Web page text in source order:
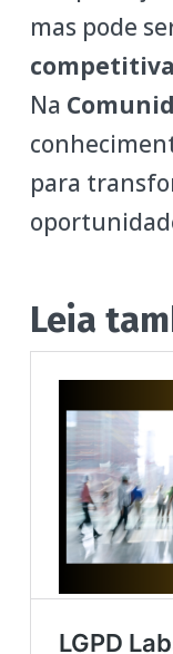
mas pode
competitiva
Na
para
Leia